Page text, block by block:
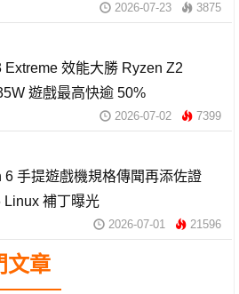
2026-07-23 3875
Extreme 效能大勝 Ryzen Z2
遊戲最高快逾 50%
2026-07-02 7399
6 手提遊戲機規格傳聞再添佐證
Linux 補丁曝光
2026-07-01 21596
文章